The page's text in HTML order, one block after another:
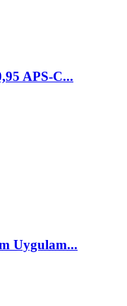
APS-C...
Uygulam...